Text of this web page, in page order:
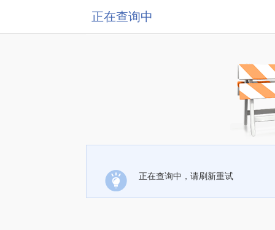
正在查询中
正在查询中，请刷新重试